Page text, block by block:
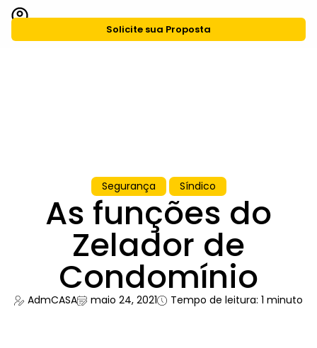
Solicite sua Proposta
Segurança Síndico
As funções do
Zelador de
Condomínio
AdmCASA maio 24, 2021 Tempo de leitura: 1 minuto